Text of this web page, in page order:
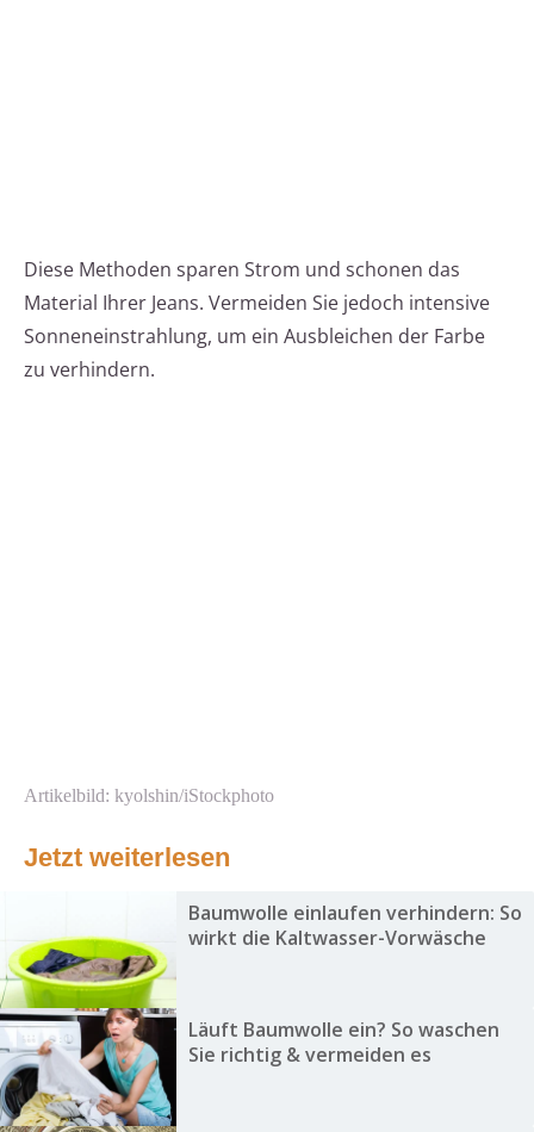
Diese Methoden sparen Strom und schonen das
Material Ihrer Jeans. Vermeiden Sie jedoch intensive
Sonneneinstrahlung, um ein Ausbleichen der Farbe
zu verhindern.
Artikelbild: kyolshin/iStockphoto
Jetzt weiterlesen
Baumwolle einlaufen verhindern: So
wirkt die Kaltwasser-Vorwäsche
Läuft Baumwolle ein? So waschen
Sie richtig & vermeiden es